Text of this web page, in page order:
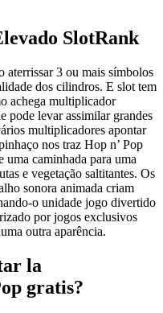
SlotRank
aterrissar 3 ou mais símbolos
dos cilindros. E slot tem
achega multiplicador
pode levar assimilar grandes
multiplicadores apontar
nos traz Hop n’ Pop
uma caminhada para uma
e vegetação saltitantes. Os
sonora animada criam
o unidade jogo divertido
por jogos exclusivos
outra aparência.
la
gratis?